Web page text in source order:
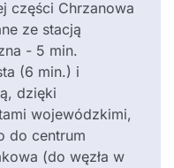
części Chrzanowa
ze stacją
- 5 min.
(6 min.) i
dzięki
wojewódzkimi,
do centrum
(do węzła w